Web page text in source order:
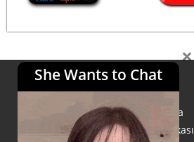
Bilgi:
Hakkımızda
Gizlilik Politikası
She Wants to Chat
×